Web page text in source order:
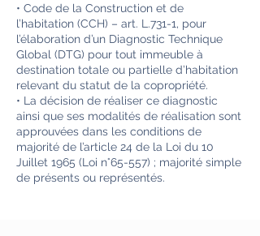
• Code de la Construction et de
l’habitation (CCH) – art. L.731-1, pour
l’élaboration d’un Diagnostic Technique
Global (DTG) pour tout immeuble à
destination totale ou partielle d’habitation
relevant du statut de la copropriété.
• La décision de réaliser ce diagnostic
ainsi que ses modalités de réalisation sont
approuvées dans les conditions de
majorité de l’article 24 de la Loi du 10
Juillet 1965 (Loi n°65-557) ; majorité simple
de présents ou représentés.